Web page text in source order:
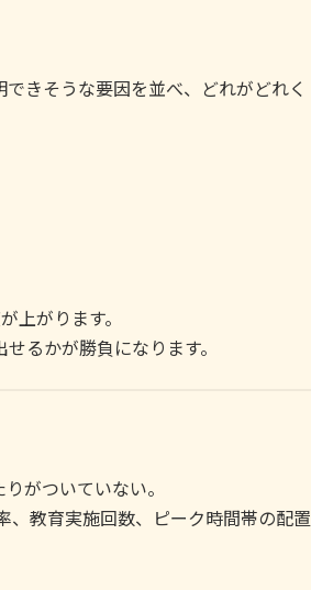
きそうな要因を並べ、どれがどれく
上がります。
るかが勝負になります。
がついていない。
、教育実施回数、ピーク時間帯の配置